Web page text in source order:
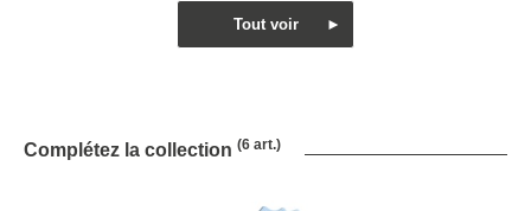
Complétez la collection (6 art.)